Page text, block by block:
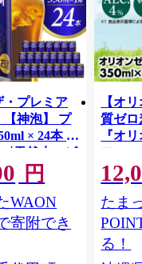
・プレミア
【神泡】 プ
× 24本 サ
天然水のビ
群馬※沖
域へのお届
円
WAON
寄附でき
【オ
質ゼロ
『オ
フ』
泡酒
1ケー
ロ ゼ
麦芽3
化し
すめ
たま
る！